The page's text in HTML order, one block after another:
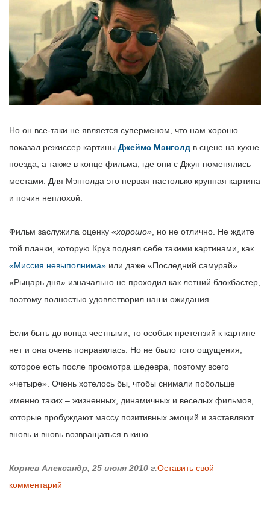
Но он все-таки не является суперменом, что нам хорошо
показал режиссер картины Джеймс Мэнголд в сцене на кухне
поезда, а также в конце фильма, где они с Джун поменялись
местами. Для Мэнголда это первая настолько крупная картина
и почин неплохой.
Фильм заслужила оценку «хорошо» , но не отлично. Не ждите
той планки, которую Круз поднял себе такими картинами, как
«Миссия невыполнима» или даже «Последний самурай».
«Рыцарь дня» изначально не проходил как летний блокбастер,
поэтому полностью удовлетворил наши ожидания.
Если быть до конца честными, то особых претензий к картине
нет и она очень понравилась. Но не было того ощущения,
которое есть после просмотра шедевра, поэтому всего
«четыре». Очень хотелось бы, чтобы снимали побольше
именно таких – жизненных, динамичных и веселых фильмов,
которые пробуждают массу позитивных эмоций и заставляют
вновь и вновь возвращаться в кино.
Корнев Александр, 25 июня 2010 г.Оставить свой
комментарий